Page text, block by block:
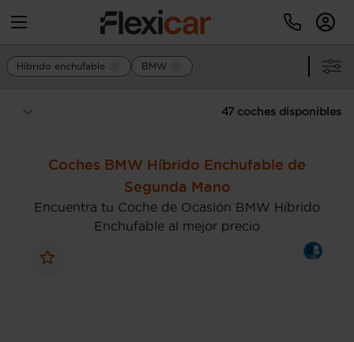
Híbrido enchufable BMW
47 coches disponibles
Coches BMW Híbrido Enchufable de
Segunda Mano
Encuentra tu Coche de Ocasión BMW Híbrido
Enchufable al mejor precio